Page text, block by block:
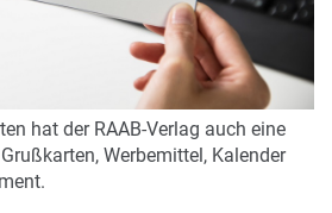
hat der RAAB-Verlag auch eine
Werbemittel, Kalender